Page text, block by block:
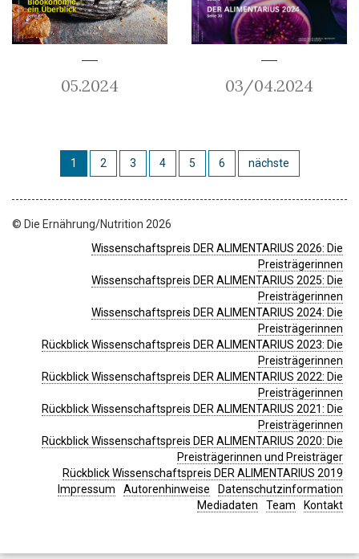
05.2024 03/04.2024
1 2 3 4 5 6 nächste
© Die Ernährung/Nutrition 2026
Wissenschaftspreis DER ALIMENTARIUS 2026: Die
Preisträgerinnen
Wissenschaftspreis DER ALIMENTARIUS 2025: Die
Preisträgerinnen
Wissenschaftspreis DER ALIMENTARIUS 2024: Die
Preisträgerinnen
Rückblick Wissenschaftspreis DER ALIMENTARIUS 2023: Die
Preisträgerinnen
Rückblick Wissenschaftspreis DER ALIMENTARIUS 2022: Die
Preisträgerinnen
Rückblick Wissenschaftspreis DER ALIMENTARIUS 2021: Die
Preisträgerinnen
Rückblick Wissenschaftspreis DER ALIMENTARIUS 2020: Die
Preisträgerinnen und Preisträger
Rückblick Wissenschaftspreis DER ALIMENTARIUS 2019
Impressum
Autorenhinweise
Datenschutzinformation
Mediadaten
Team Kontakt